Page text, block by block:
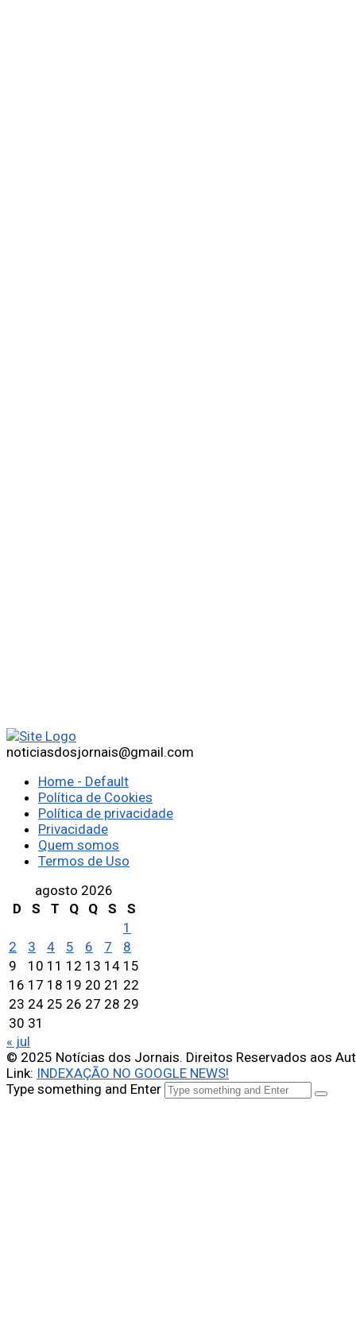
noticiasdosjornais@gmail.com
Home - Default
Política de Cookies
Política de privacidade
Privacidade
Quem somos
Termos de Uso
agosto 2026
D
S T Q Q S
S
1
2
3 4 5 6 7
8
9
10 11 12 13 14 15
16 17 18 19 20 21 22
23 24 25 26 27 28 29
30 31
« jul
© 2025 Notícias dos Jornais. Direitos Reservados aos
Link: INDEXAÇÃO NO GOOGLE NEWS!
Type something and Enter